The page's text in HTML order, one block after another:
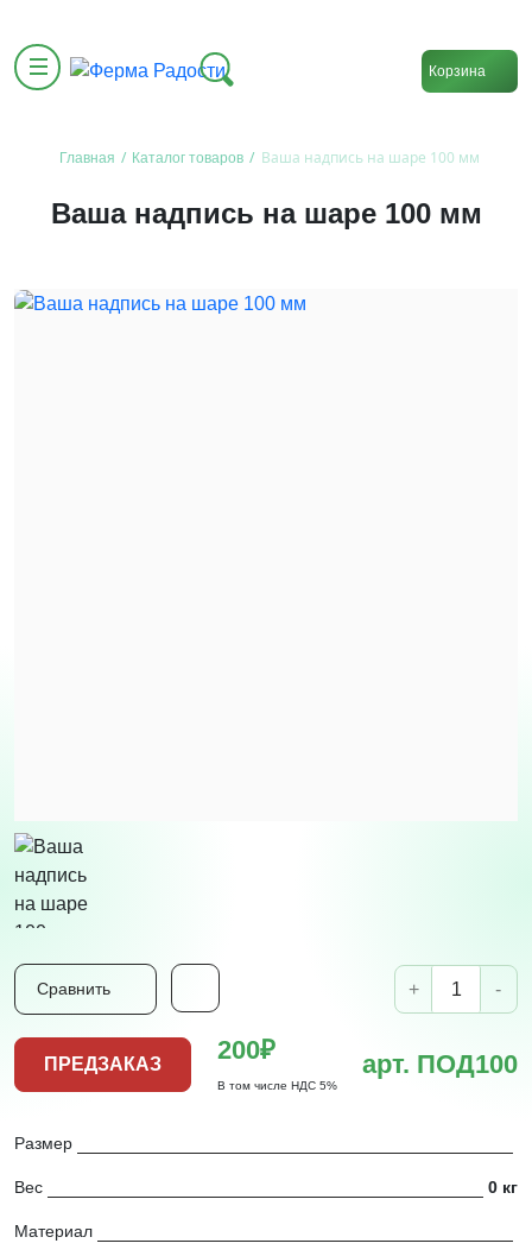
Корзина
Главная / Каталог товаров / Ваша надпись на шаре 100 мм
Ваша надпись на шаре 100 мм
Сравнить + -
ПРЕДЗАКАЗ 200₽
В том числе НДС 5%
арт. ПОД100
Размер
Вес 0 кг
Материал